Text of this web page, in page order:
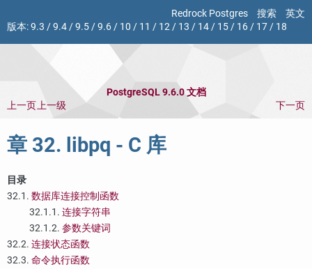
Redrock Postgres 搜索
英文
版本:9.3 /9.4/9.5/9.6/ 10 / 11 / 12/ 13 / 14/ 15/ 16/ 17/ 18
PostgreSQL 9.6.0 文档
上一页上一级 下一页
章 32. libpq - C 库
目录
32.1. 数据库连接控制函数
32.1.1. 连接字符串
32.1.2. 参数关键词
32.2. 连接状态函数
32.3. 命令执行函数